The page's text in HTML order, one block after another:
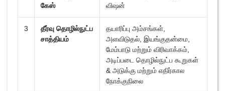
கேஸ்
விஷன்
3
தீர்வு தொழில்நுட்ப
சாத்தியம்
தயாரிப்பு அம்சங்கள்,
அளவிடுதல், இயங்குதன்மை,
மேம்பாடு மற்றும் விரிவாக்கம்,
அடிப்படை தொழில்நுட்ப கூறுகள்
& அடுக்கு மற்றும் எதிர்கால
நோக்குநிலை